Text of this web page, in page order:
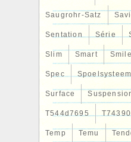
Saugrohr-Satz
Sentation Série
Slim Smart
Spec
Surface
T544d7695
Temp Temu